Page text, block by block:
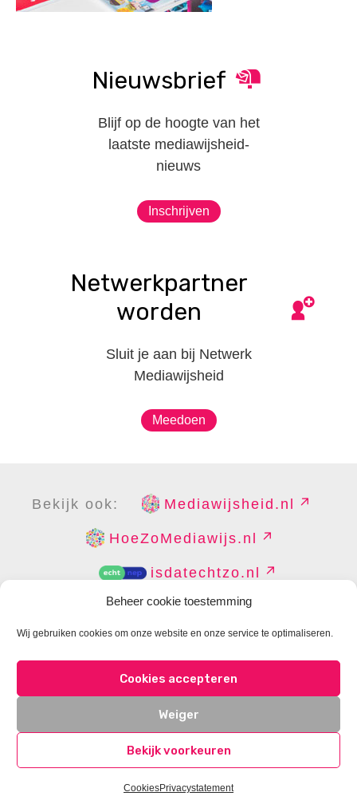
Beheer cookie toestemming
Wij gebruiken cookies om onze website en onze service te optimaliseren.
Cookies accepteren
Weiger
Bekijk voorkeuren
CookiesPrivacystatement
Nieuwsbrief
Blijf op de hoogte van het
laatste mediawijsheid-
nieuws
Inschrijven
Netwerkpartner
worden
Sluit je aan bij Netwerk
Mediawijsheid
Meedoen
Bekijk ook: Mediawijsheid.nl
HoeZoMediawijs.nl
isdatechtzo.nl
DISCLAIMER PRIVACY
CONTACT
COOKIES BEHEREN